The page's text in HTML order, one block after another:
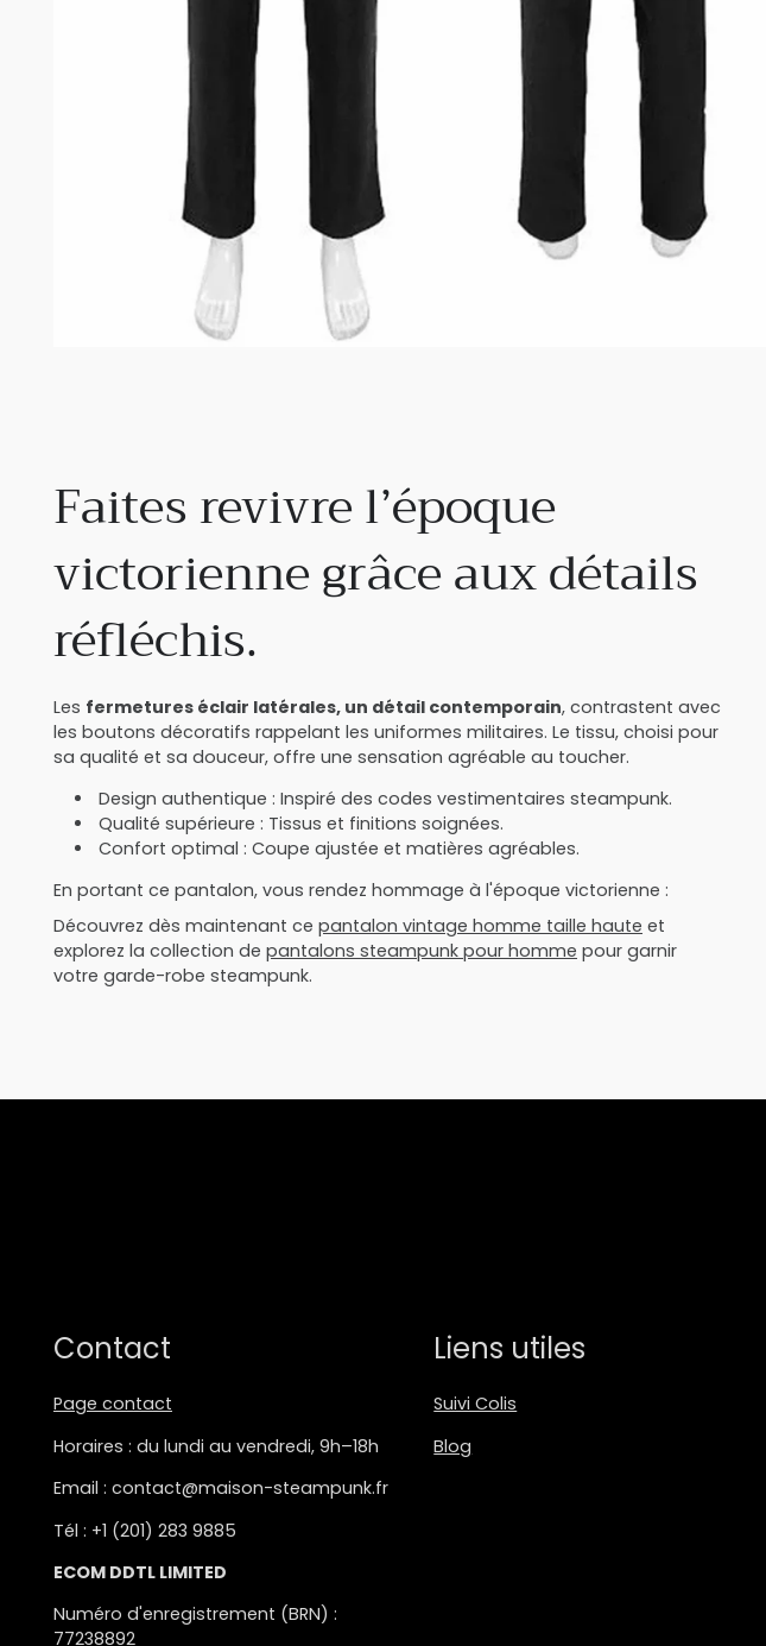
Faites revivre l’époque
victorienne grâce aux détails
réfléchis.
Les fermetures éclair latérales, un détail contemporain, contrastent avec
les boutons décoratifs rappelant les uniformes militaires. Le tissu, choisi pour
sa qualité et sa douceur, offre une sensation agréable au toucher.
Design authentique : Inspiré des codes vestimentaires steampunk.
Qualité supérieure : Tissus et finitions soignées.
Confort optimal : Coupe ajustée et matières agréables.
En portant ce pantalon, vous rendez hommage à l'époque victorienne :
Découvrez dès maintenant ce pantalon vintage homme taille haute et
explorez la collection de pantalons steampunk pour homme pour garnir
votre garde-robe steampunk.
Contact
Page contact
Horaires : du lundi au vendredi, 9h–18h
Email : contact@maison-steampunk.fr
Tél : +1 (201) 283 9885
ECOM DDTL LIMITED
Numéro d'enregistrement (BRN) :
77238892
Liens utiles
Suivi Colis
Blog